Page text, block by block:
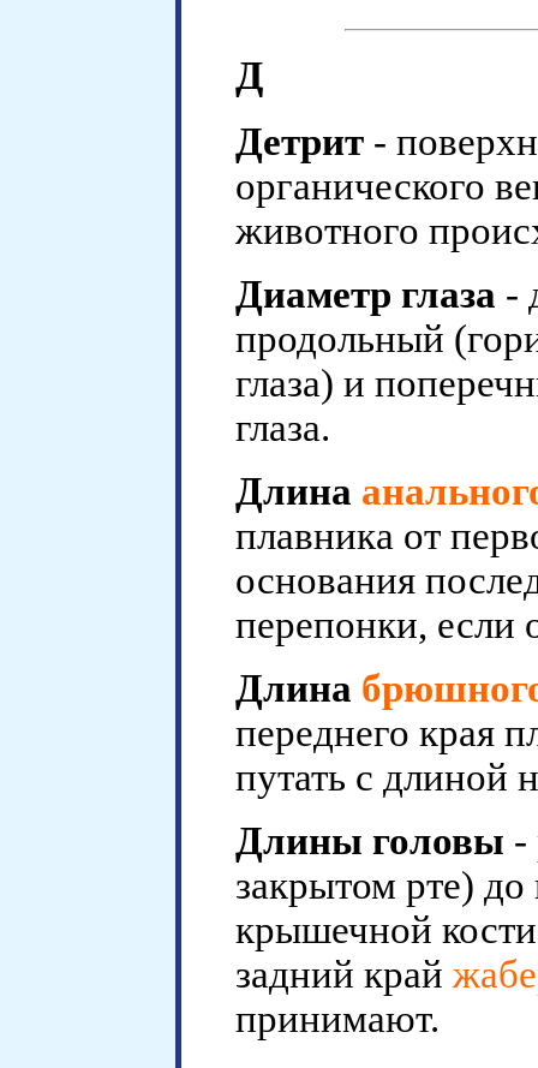
Д
Детрит -
органического
животного
Диаметр глаза -
продольный
глаза) и
глаза.
Длина
плавника от
основания
перепонки, если
Длина
переднего края
путать с длиной
Длины головы -
закрытом рте)
крышечной
задний край
принимают.